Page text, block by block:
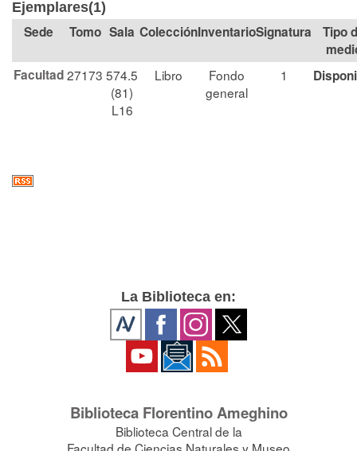
Ejemplares(1)
Tomo Sala Colección Signatura
Tipo
Facultad27173 574.5
(81)
L16
Libro
Fondo
general
1
La Biblioteca en:
Biblioteca Florentino Ameghino
Biblioteca Central de la
Facultad de Ciencias Naturales y Museo